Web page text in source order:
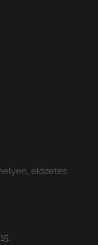
előzetes